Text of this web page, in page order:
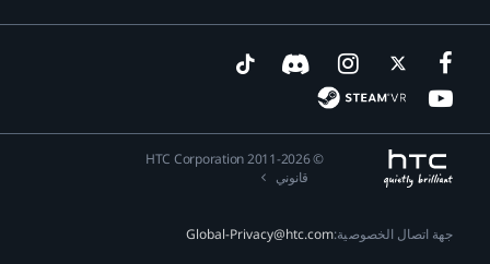
© 2011-2026 HTC Corporation
قانوني
جهة اتصال الخصوصية:Global-Privacy@htc.com